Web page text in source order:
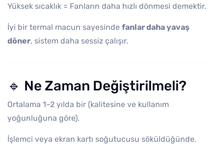
Yüksek sıcaklık = Fanların daha hızlı dönmesi demektir.
İyi bir termal macun sayesinde fanlar daha yavaş
döner, sistem daha sessiz çalışır.
🔹 Ne Zaman Değiştirilmeli?
Ortalama 1–2 yılda bir (kalitesine ve kullanım
yoğunluğuna göre).
İşlemci veya ekran kartı soğutucusu söküldüğünde.